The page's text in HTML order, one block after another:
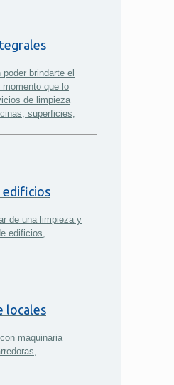
brindarte el
que lo
de limpieza
superficies,
edificios
de una limpieza y
edificios,
locales
maquinaria